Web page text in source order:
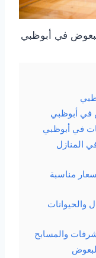
في أبوظبي
في أبوظبي
في أبوظبي
المنازل
مناسبة
والحيوانات
والمسابح